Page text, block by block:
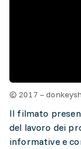
© 2017 –
Il filmato
del lavoro dei
informative e